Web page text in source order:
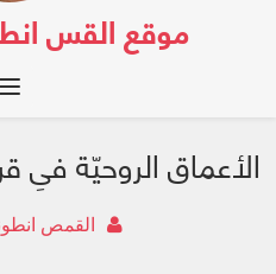
موقع القس
الأعماق الروحيّة فىِ
القمص